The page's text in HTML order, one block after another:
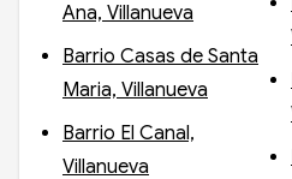
Ana, Villanueva
Barrio Casas de Santa
Maria, Villanueva
Barrio El Canal,
Villanueva